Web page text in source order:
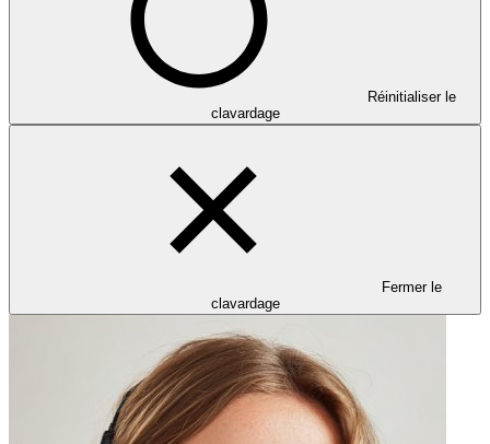
Réinitialiser le
clavardage
Fermer le
clavardage